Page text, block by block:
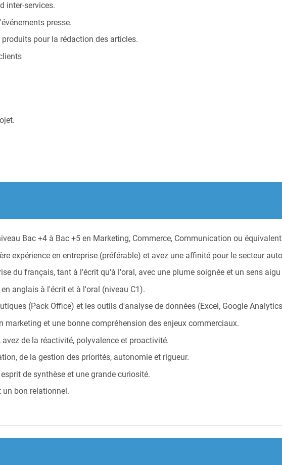
inter-services.
presse.
pour la rédaction des articles.
Bac +4 à Bac +5 en Marketing, Commerce, Communication ou
expérience en entreprise (préférable) et avez une affinité pour le secteur
du français, tant à l'écrit qu'à l'oral, avec une plume soignée et un sens
anglais à l'écrit et à l'oral (niveau C1).
(Pack Office) et les outils d'analyse de données (Excel, Google
marketing et une bonne compréhension des enjeux commerciaux.
de la réactivité, polyvalence et proactivité.
de la gestion des priorités, autonomie et rigueur.
de synthèse et une grande curiosité.
un bon relationnel.